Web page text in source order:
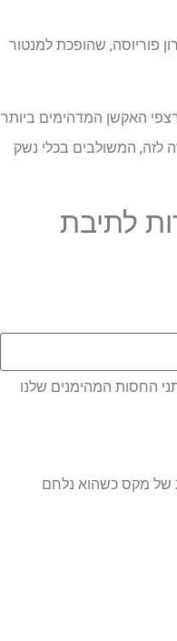
פוריוסה, שהופכת למנטור
האקשן המדהימים ביותר
לזה, המשולבים בכלי נשק
לתיבת
החסות המהימנים שלנו
של מקס כשהוא נלחם